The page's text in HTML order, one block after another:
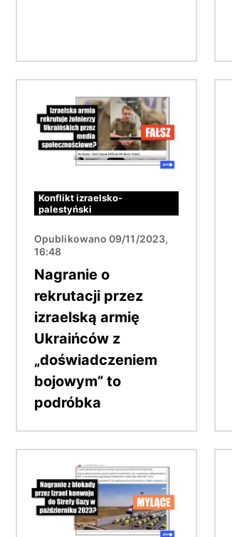
Konflikt izraelsko-
palestyński
Opublikowano 09/11/2023,
16:48
Nagranie o
rekrutacji przez
izraelską armię
Ukraińców z
„doświadczeniem
bojowym” to
podróbka